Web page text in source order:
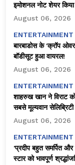
इमोशनल नोट शेयर किया
August 06, 2026
ENTERTAINMENT
बारबाडोस के 'क्रॉप
बॉडीसूट हुआ वायरल!
August 06, 2026
ENTERTAINMENT
शाहरुख खान ने विराट
सबसे मूल्यवान
August 06, 2026
ENTERTAINMENT
'प्रदीप बहुत समर्पित
स्टार को भावपूर्ण